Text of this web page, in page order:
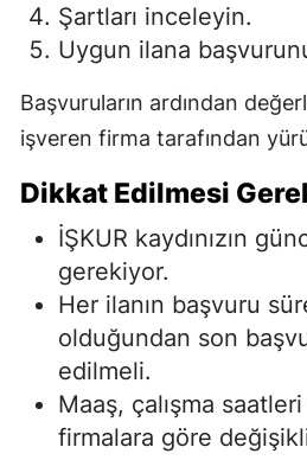
Şartları inceleyin.
Uygun ilana
Başvuruların ardından
işveren firma tarafından
Dikkat Edilmesi
İŞKUR kaydınızın
gerekiyor.
Her ilanın başvuru
olduğundan son
edilmeli.
Maaş, çalışma
firmalara göre